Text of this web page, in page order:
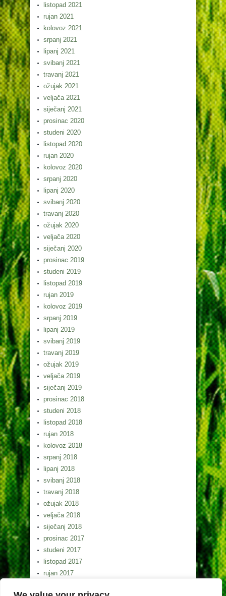
listopad 2021
rujan 2021
kolovoz 2021
srpanj 2021
lipanj 2021
svibanj 2021
travanj 2021
ožujak 2021
veljača 2021
siječanj 2021
prosinac 2020
studeni 2020
listopad 2020
rujan 2020
kolovoz 2020
srpanj 2020
lipanj 2020
svibanj 2020
travanj 2020
ožujak 2020
veljača 2020
siječanj 2020
prosinac 2019
studeni 2019
listopad 2019
rujan 2019
kolovoz 2019
srpanj 2019
lipanj 2019
svibanj 2019
travanj 2019
ožujak 2019
veljača 2019
siječanj 2019
prosinac 2018
studeni 2018
listopad 2018
rujan 2018
kolovoz 2018
srpanj 2018
lipanj 2018
svibanj 2018
travanj 2018
ožujak 2018
veljača 2018
siječanj 2018
prosinac 2017
studeni 2017
listopad 2017
rujan 2017